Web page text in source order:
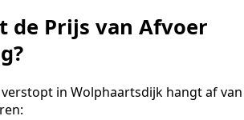
de Prijs van Afvoer
in Wolphaartsdijk hangt af van